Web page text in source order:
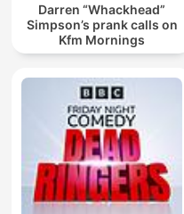
Darren “Whackhead”
Simpson’s prank calls on
Kfm Mornings